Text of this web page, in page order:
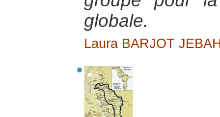
globale.
Laura BARJOT